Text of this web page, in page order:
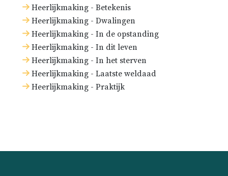
Heerlijkmaking - Betekenis
Heerlijkmaking - Dwalingen
Heerlijkmaking - In de opstanding
Heerlijkmaking - In dit leven
Heerlijkmaking - In het sterven
Heerlijkmaking - Laatste weldaad
Heerlijkmaking - Praktijk